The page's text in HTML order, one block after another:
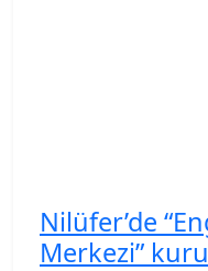
Nilüfer’de
Merkezi”